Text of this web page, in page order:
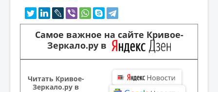
Самое важное на сайте Кривое-
Зеркало.ру в
Читать Кривое-
Зеркало.ру в